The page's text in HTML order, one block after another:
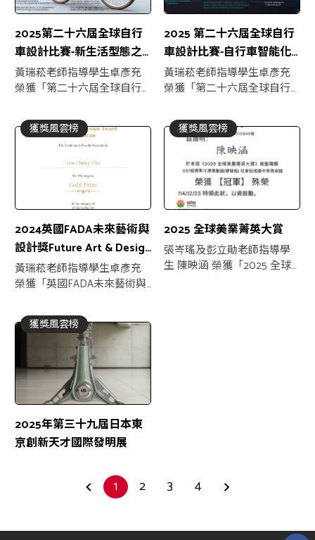
2025第二十六屆全球自行
車設計比賽-新生活型態之
創新服務/產品/系統
黃瑞菘老師指導學生卓彥充
榮獲「第二十六屆全球自行
新服務/產品/系統 金獎」
2025 第二十六屆全球自行
車設計比賽-自行車智能化
零配件
黃瑞菘老師指導學生卓彥充
榮獲「第二十六屆全球自行
獲獎風雲榜
2024英國FADA未來藝術與
設計獎Future Art & Design
Award UK
黃瑞菘老師指導學生卓彥充
榮獲「英國FADA未來藝術與
獲獎風雲榜
2025 全球美業菁英大賞
張岑瑤及彭立勛老師指導學
生 陳映涵 榮獲「2025 全球
獲獎風雲榜
2025年第三十九屆日本東
京創新天才國際發明展
1 2 3 4